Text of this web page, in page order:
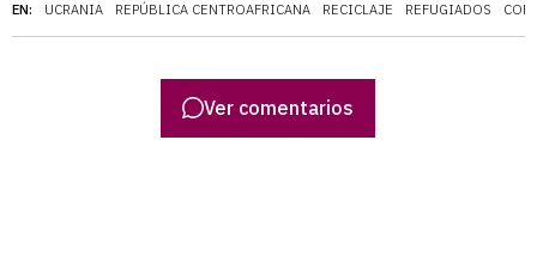
EN: UCRANIA REPÚBLICA CENTROAFRICANA RECICLAJE REFUGIADOS
Ver comentarios